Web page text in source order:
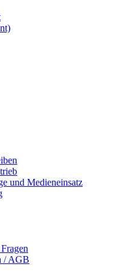
und Medieneinsatz
/ AGB